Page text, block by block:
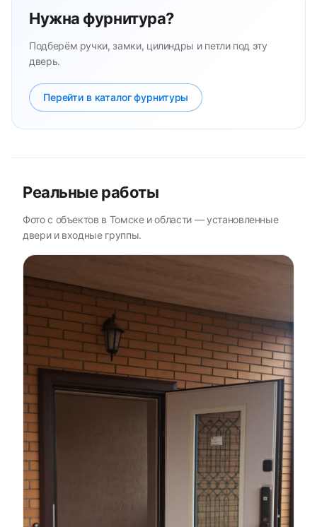
Нужна фурнитура?
Подберём ручки, замки, цилиндры и петли под эту
дверь.
Перейти в каталог фурнитуры
Реальные работы
Фото с объектов в Томске и области — установленные
двери и входные группы.